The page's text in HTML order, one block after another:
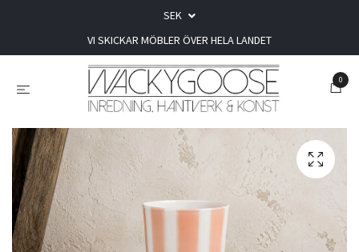
SEK
VI SKICKAR MÖBLER ÖVER HELA LANDET
0